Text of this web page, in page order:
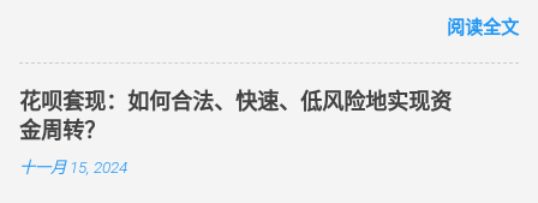
的解决方案。 5. 还款和管理 在使用花呗进行消费或提现后，及
时还款非常重要。支付宝会提供还款提醒和选项，使您能够按
时偿还花呗的欠款。...
来了诸多便利： 提供了短期的资金融通，方便消费者进行消
费。 有助于建立良好的信用记录。 总之，蚂蚁花呗在消费金融
市场中发挥着重要作用，为消费者提供了更多的支付选择和消
费便利。但在使用过程中，消费者也应理性消费，按时还款，
以维护良好的信用。 以上内容仅供参考，具体的开通和使用方
法可能会根据支付宝的更新而有所变化。在实际操作中，请以
呗的手续费率可能会根据用户的具体情况、交易类型以及支付
手续费可能会略高一些。商家需要向支付宝支付订单金额的 1%
作为手续费，即 10000 元要缴纳手续费 100 元
（10000*1%=100）。 还需注意的是，花呗的额度是根据用户
的消费、还款等行为综合评估授予的，具体额度会因人而异。
阅读全文
花呗套现：如何合法、快速、低风险地实现资
金周转？
十一月 15, 2024